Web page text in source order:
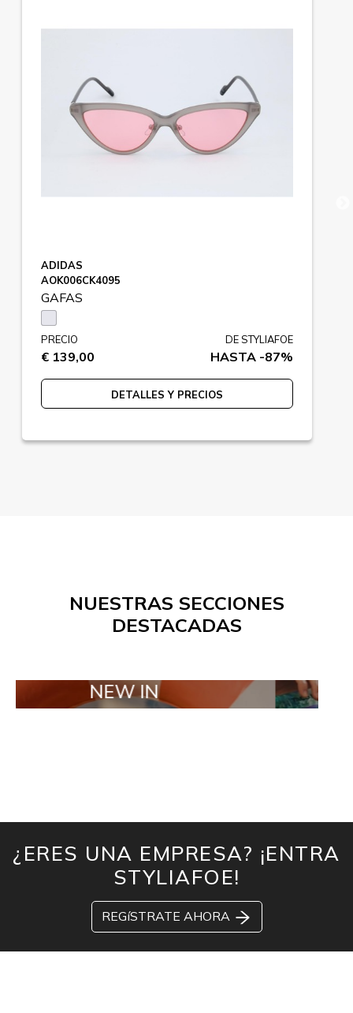
ADIDAS
AOK006CK4095
GAFAS
PRECIO
€ 139,00
DE STYLIAFOE
HASTA -87%
DETALLES Y PRECIOS
NUESTRAS SECCIONES
DESTACADAS
NEW IN TAILOR
¿ERES UNA EMPRESA? ¡ENTRA
STYLIAFOE!
REGíSTRATE AHORA